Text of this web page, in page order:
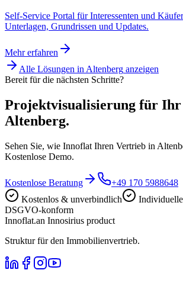
Self-Service Portal für Interessenten und
Unterlagen, Grundrissen und Updates.
Mehr erfahren
Alle Lösungen in Altenberg anzeigen
Bereit für die nächsten Schritte?
Projektvisualisierung für
Altenberg.
Sehen Sie, wie Innoflat Ihren Vertrieb in
Kostenlose Demo.
Kostenlose Beratung
+49 170 5988648
Kostenlos & unverbindlich
DSGVO-konform
Innoflat.an Innosirius product
Struktur für den Immobilienvertrieb.